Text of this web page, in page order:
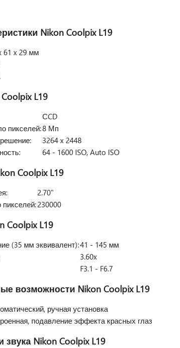
Nikon Coolpix L19
61 x 29 мм
L19
СCD
пикселей:8 Мп
3264 x 2448
64 - 1600 ISO, Auto ISO
Coolpix L19
2.70"
230000
Coolpix L19
(35 мм эквивалент):41 - 145 мм
3.60x
F3.1 - F6.7
возможности Nikon Coolpix L19
ручная установка
подавление эффекта красных глаз
звука Nikon Coolpix L19